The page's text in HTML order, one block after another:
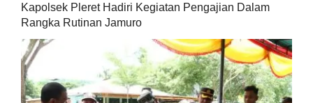
Kapolsek Pleret Hadiri Kegiatan Pengajian Dalam
Rangka Rutinan Jamuro